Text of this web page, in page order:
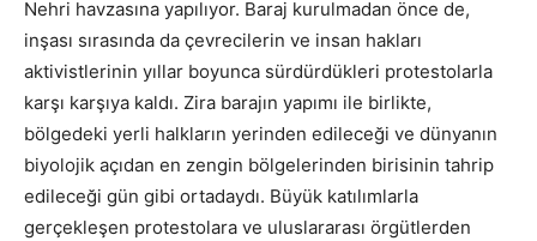
Nehri havzasına yapılıyor. Baraj kurulmadan önce de,
inşası sırasında da çevrecilerin ve insan hakları
aktivistlerinin yıllar boyunca sürdürdükleri protestolarla
karşı karşıya kaldı. Zira barajın yapımı ile birlikte,
bölgedeki yerli halkların yerinden edileceği ve dünyanın
biyolojik açıdan en zengin bölgelerinden birisinin tahrip
edileceği gün gibi ortadaydı. Büyük katılımlarla
gerçekleşen protestolara ve uluslararası örgütlerden